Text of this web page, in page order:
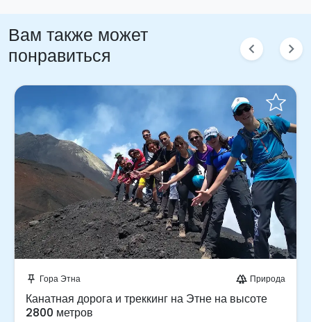
Вам также может
понравиться
chevron_left chevron_right
push_pin Гора Этна forest Природа
Канатная дорога и треккинг на Этне на высоте
2800 метров